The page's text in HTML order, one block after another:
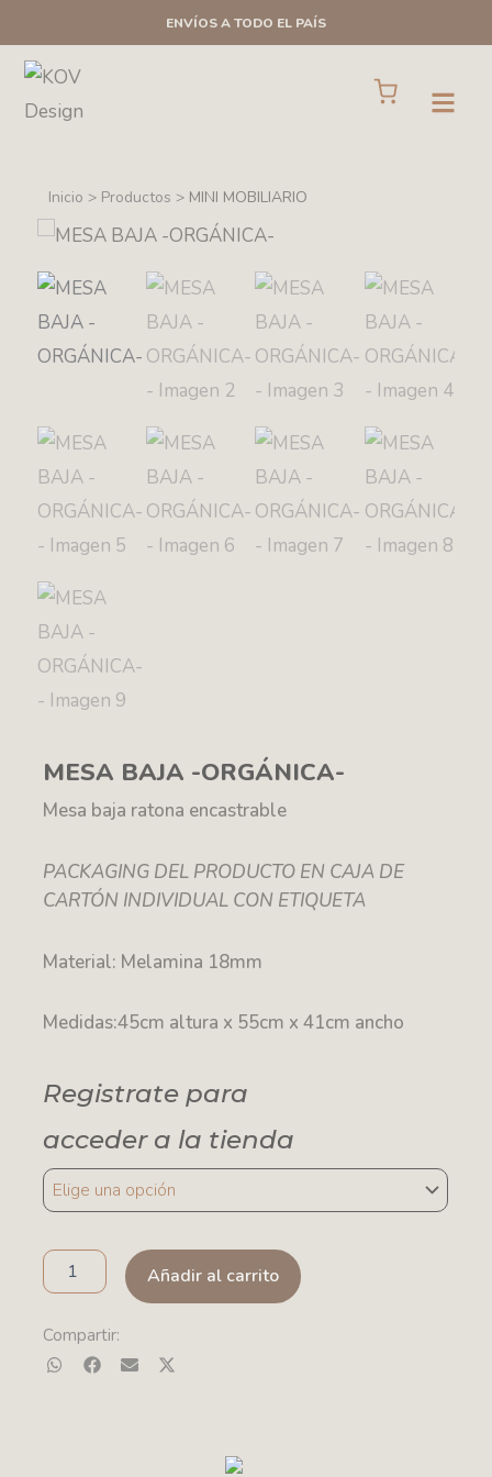
al
contenido
ENVÍOS A TODO EL PAÍS
Open
Cart
Inicio > Productos > MINI MOBILIARIO
MESA BAJA -ORGÁNICA-
Mesa baja ratona encastrable
PACKAGING DEL PRODUCTO EN CAJA DE
CARTÓN INDIVIDUAL CON ETIQUETA
Material: Melamina 18mm
Medidas:45cm altura x 55cm x 41cm ancho
Registrate para
acceder a la tienda
MESA
BAJA
cantidad
Añadir al carrito
Compartir: